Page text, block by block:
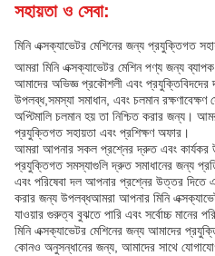
সহায়তা ও সেবা:
মিনি এক্সক্যাভেটর মেশিনের জন্য প্রযুক্তিগত
আমরা মিনি এক্সক্যাভেটর মেশিন পণ্য জন্য
আমাদের অভিজ্ঞ প্রকৌশলী এবং
উপলব্ধ,সমস্যা সমাধান, এবং চলমান
অপ্টিমালি চলমান হয় তা নিশ্চিত করার জন্য।
প্রযুক্তিগত সহায়তা এবং প্রশিক্ষণ অফার।
আমরা আপনার সকল প্রশ্নের দ্রুত এবং কার্যকর
প্রযুক্তিগত সমস্যাগুলি দ্রুত সমাধানের জন্য
এবং পরিষেবা দল আপনার প্রশ্নের উত্তর দিতে
করার জন্য উপলব্ধআমরা আপনার মিনি
যাওয়ার গুরুত্ব বুঝতে পারি এবং সর্বোচ্চ মানের
মিনি এক্সক্যাভেটর মেশিনের জন্য আমাদের
কোনও অনুসন্ধানের জন্য, আমাদের সাথে